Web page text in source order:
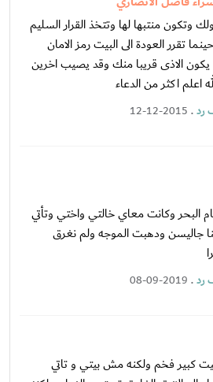
منتبها لها وتتخذ القرار السليم
تقرر العودة الى البيت رمز الامان
يكون الاذى قريبا منك وقد يصيب اخرين
اعلم اكثر من الدعاء
رد.
12-12-2015
البحر وكانت معاي خالتي واختي وتأتي
جاليسن ودهبت الموجه ولم نغرق
رد.
08-09-2019
كبير فخم ولكنه مش بيتي و تاتي